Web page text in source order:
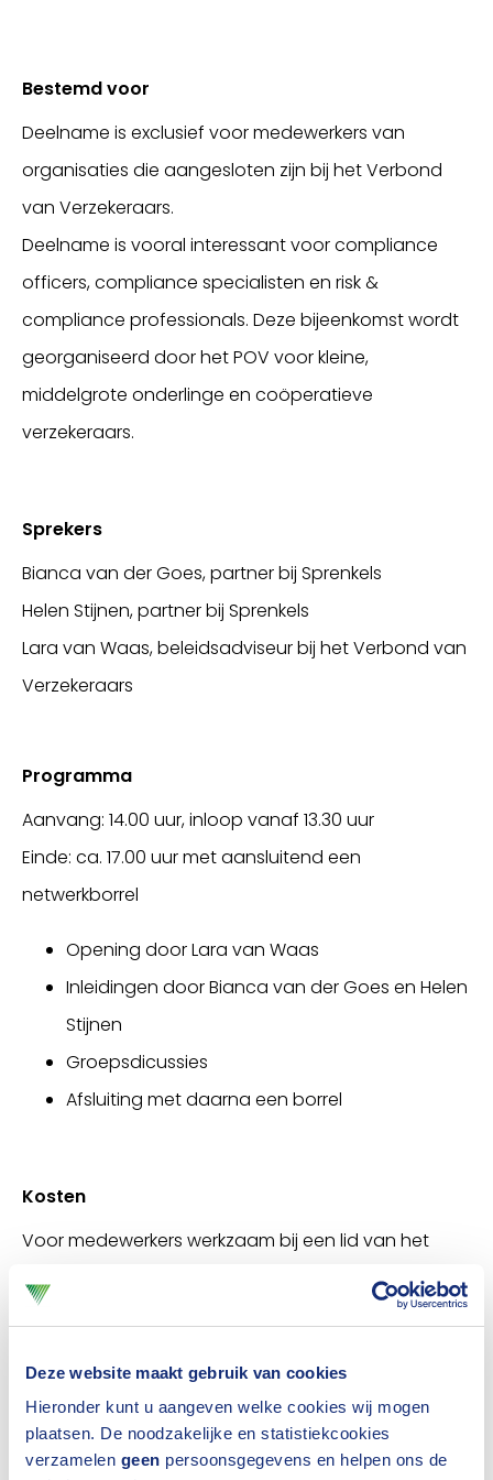
Deze website maakt gebruik van cookies
Hieronder kunt u aangeven welke cookies wij mogen
plaatsen. De noodzakelijke en statistiekcookies
verzamelen geen persoonsgegevens en helpen ons de
Bestemd voor
Deelname is exclusief voor medewerkers van
organisaties die aangesloten zijn bij het Verbond
van Verzekeraars.
Deelname is vooral interessant voor compliance
officers, compliance specialisten en risk &
compliance professionals. Deze bijeenkomst wordt
georganiseerd door het POV voor kleine,
middelgrote onderlinge en coöperatieve
verzekeraars.
Sprekers
Bianca van der Goes, partner bij Sprenkels
Helen Stijnen, partner bij Sprenkels
Lara van Waas, beleidsadviseur bij het Verbond van
Verzekeraars
Programma
Aanvang: 14.00 uur, inloop vanaf 13.30 uur
Einde: ca. 17.00 uur met aansluitend een
netwerkborrel
Opening door Lara van Waas
Inleidingen door Bianca van der Goes en Helen
Stijnen
Groepsdicussies
Afsluiting met daarna een borrel
Kosten
Voor medewerkers werkzaam bij een lid van het
Verbond van Verzekeraars zijn aan deelname geen
kosten verbonden. Deze bijeenkomst valt onder het
organisatie lid is van het Verbond van Verzekeraars
check dan deledenlijst.